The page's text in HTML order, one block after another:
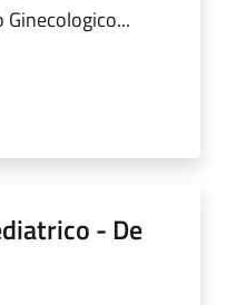
- De